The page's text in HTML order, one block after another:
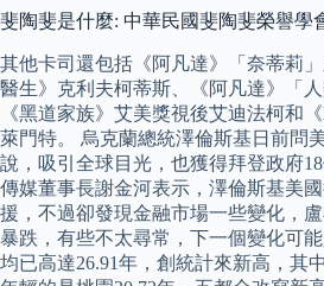
斐陶斐是什麼: 中華民國斐陶斐榮譽學
其他卡司還包括《阿凡達》「奈蒂莉
醫生》克利夫柯蒂斯、《阿凡達》「
《黑道家族》艾美獎視後艾迪法柯和
萊門特。 烏克蘭總統澤倫斯基日前問
說，吸引全球目光，也獲得拜登政府
傳媒董事長謝金河表示，澤倫斯基美
援，不過卻發現金融市場一些變化，
暴跌，有些不太尋常，下一個變化可
均已高達26.91年，創統計來新高，其